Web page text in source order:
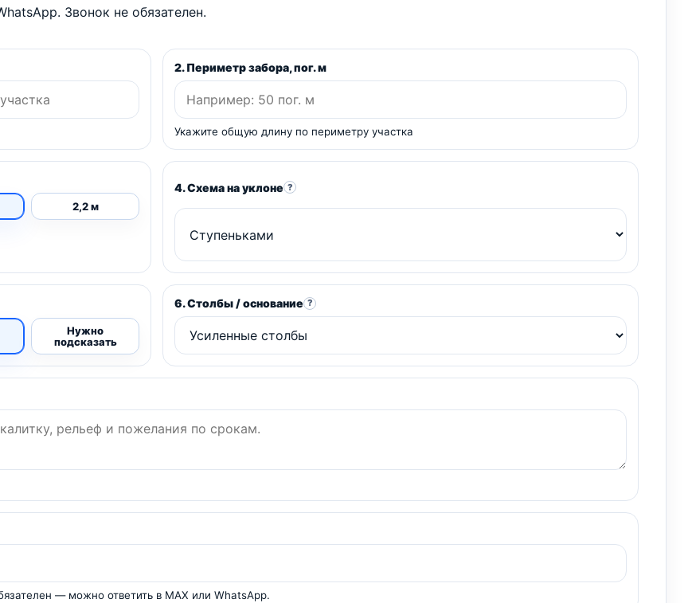
Звонок не обязателен.
2. Периметр забора, пог. м
Укажите общую длину по периметру участка
2,2 м
4. Схема на уклоне ?
Нужно
подсказать
6. Столбы / основание ?
— можно ответить в MAX или WhatsApp.